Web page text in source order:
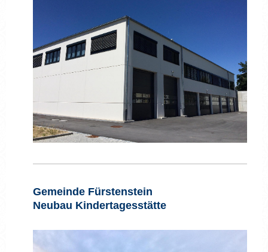
Gemeinde Fürstenstein
Neubau Kindertagesstätte